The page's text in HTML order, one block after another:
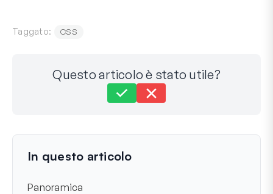
Taggato: CSS
Questo articolo è stato utile?
Ultimo aggiornamento il 15 ago 2023
In questo articolo
Panoramica